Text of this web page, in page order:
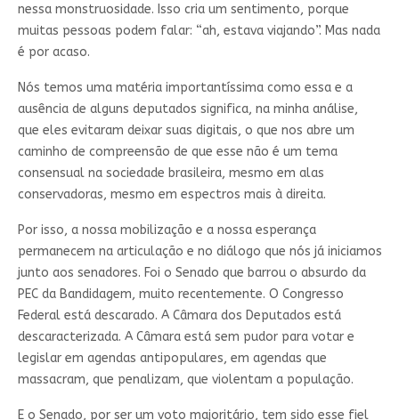
nessa monstruosidade. Isso cria um sentimento, porque
muitas pessoas podem falar: “ah, estava viajando”. Mas nada
é por acaso.
Nós temos uma matéria importantíssima como essa e a
ausência de alguns deputados significa, na minha análise,
que eles evitaram deixar suas digitais, o que nos abre um
caminho de compreensão de que esse não é um tema
consensual na sociedade brasileira, mesmo em alas
conservadoras, mesmo em espectros mais à direita.
Por isso, a nossa mobilização e a nossa esperança
permanecem na articulação e no diálogo que nós já iniciamos
junto aos senadores. Foi o Senado que barrou o absurdo da
PEC da Bandidagem, muito recentemente. O Congresso
Federal está descarado. A Câmara dos Deputados está
descaracterizada. A Câmara está sem pudor para votar e
legislar em agendas antipopulares, em agendas que
massacram, que penalizam, que violentam a população.
E o Senado, por ser um voto majoritário, tem sido esse fiel